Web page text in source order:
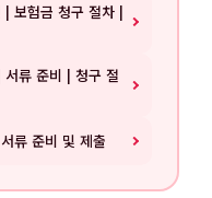
| 보험금 청구 절차 |
류 준비 | 청구 절
류 준비 및 제출